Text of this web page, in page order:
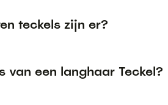
teckels zijn er?
van een langhaar Teckel?